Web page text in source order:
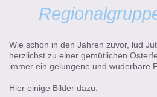
Wie schon in den Jahren zuvor, lud
herzlichst zu einer gemütlichen
immer ein gelungene und wuderbare
Hier einige Bilder dazu.